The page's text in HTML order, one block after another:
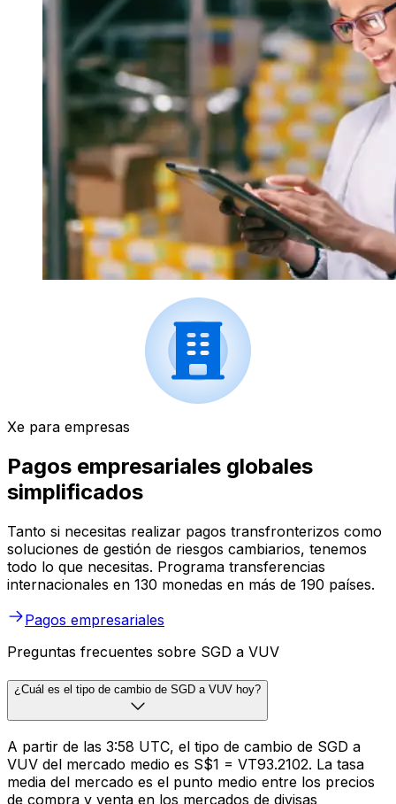
Xe para empresas
Pagos empresariales globales
simplificados
Tanto si necesitas realizar pagos transfronterizos como
soluciones de gestión de riesgos cambiarios, tenemos
todo lo que necesitas. Programa transferencias
internacionales en 130 monedas en más de 190 países.
Pagos empresariales
Preguntas frecuentes sobre SGD a VUV
¿Cuál es el tipo de cambio de SGD a VUV hoy?
A partir de las 3:58 UTC, el tipo de cambio de SGD a
VUV del mercado medio es S$1 = VT93.2102. La tasa
media del mercado es el punto medio entre los precios
de compra y venta en los mercados de divisas